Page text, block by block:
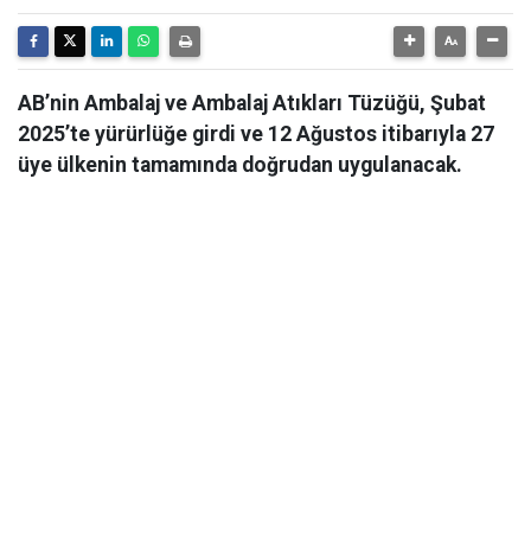
AB’nin Ambalaj ve Ambalaj Atıkları Tüzüğü, Şubat
2025’te yürürlüğe girdi ve 12 Ağustos itibarıyla 27
üye ülkenin tamamında doğrudan uygulanacak.